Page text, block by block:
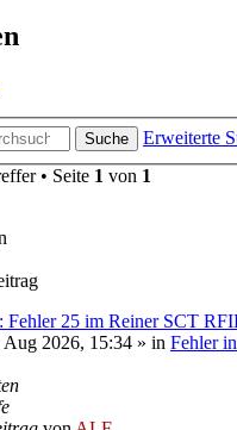
Suche
Erweiterte
• Seite 1 von 1
Fehler 25 im Reiner SCT
2026, 15:34 » in Fehler